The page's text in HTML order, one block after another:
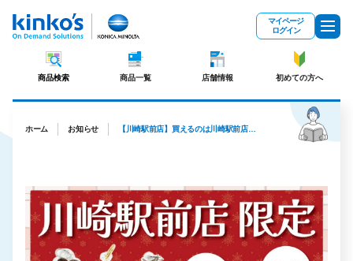
マイページ
ログイン
商品検索 商品一覧 店舗情報 初めての方へ
ホーム お知らせ 【川崎駅前店】買えるのは川崎駅前店だけ！想い出クリスマスツリーセット販売中